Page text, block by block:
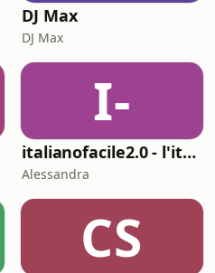
DJ Max
DJ Max
I-
italianofacile2.0 - l'italiano con le canzoni
Alessandra
CS